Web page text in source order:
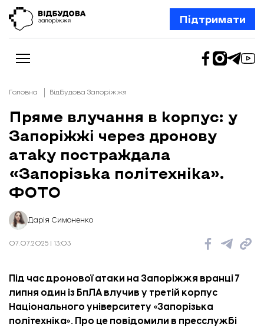
Підтримати
Новини
Відбудова Запоріжжя
Ексклюзив
Бізнес
Шлях додому
Відбудова. Життя
Колонки
Про нас
Редакційна політика
Головна Відбудова Запоріжжя
Пряме влучання в корпус: у
Запоріжжі через дронову
атаку постраждала
«Запорізька політехніка».
ФОТО
Дарія Симоненко
07.07.2025 | 13:03
Під час дронової атаки на Запоріжжя вранці 7
липня один із БпЛА влучив у третій корпус
Національного університету «Запорізька
політехніка». Про це повідомили в пресслужбі